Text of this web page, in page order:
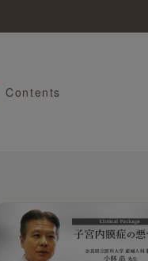
Contents